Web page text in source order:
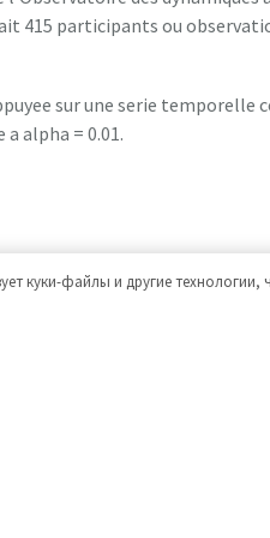
415 participants ou
sur une serie
alpha = 0.01.
куки-файлы и другие